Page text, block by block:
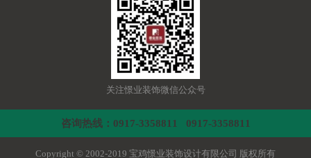
关注憬业装饰微信公众号
咨询热线：0917-3358811 0917-3358811
Copyright © 2002-2019 宝鸡憬业装饰设计有限公司 版权所有